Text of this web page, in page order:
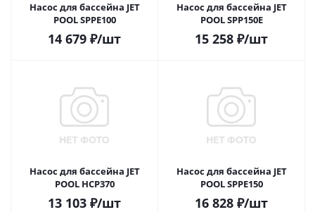
Насос для бассейна JET
POOL SPPE100
14 679 ₽/шт
Насос для бассейна JET
POOL SPP150E
15 258 ₽/шт
Насос для бассейна JET
POOL HCP370
13 103 ₽/шт
Насос для бассейна JET
POOL SPPE150
16 828 ₽/шт